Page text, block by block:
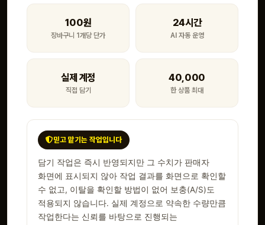
100원
장바구니 1개당 단가
24시간
AI 자동 운영
실제 계정
직접 담기
40,000
한 상품 최대
믿고 맡기는 작업입니다
담기 작업은 즉시 반영되지만 그 수치가 판매자
화면에 표시되지 않아 작업 결과를 화면으로 확인할
수 없고, 이탈을 확인할 방법이 없어 보충(A/S)도
적용되지 않습니다. 실제 계정으로 약속한 수량만큼
작업한다는 신뢰를 바탕으로 진행되는